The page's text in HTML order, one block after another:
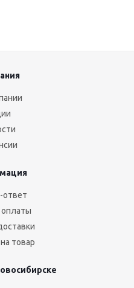
ответ
оплаты
товар